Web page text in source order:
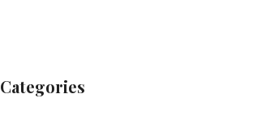
Categories